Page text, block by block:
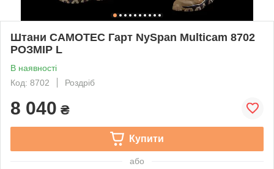
Штани CAMOTEC Гарт NySpan Multicam 8702
РОЗМІР L
В наявності
Код: 8702
Роздріб
8 040 ₴
Купити
або